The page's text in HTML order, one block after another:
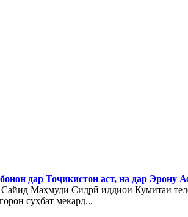
дар Тоҷикистон аст, на дар Эрону
Маҳмуди Сидрӣ иддиои Кумитаи
суҳбат мекард...